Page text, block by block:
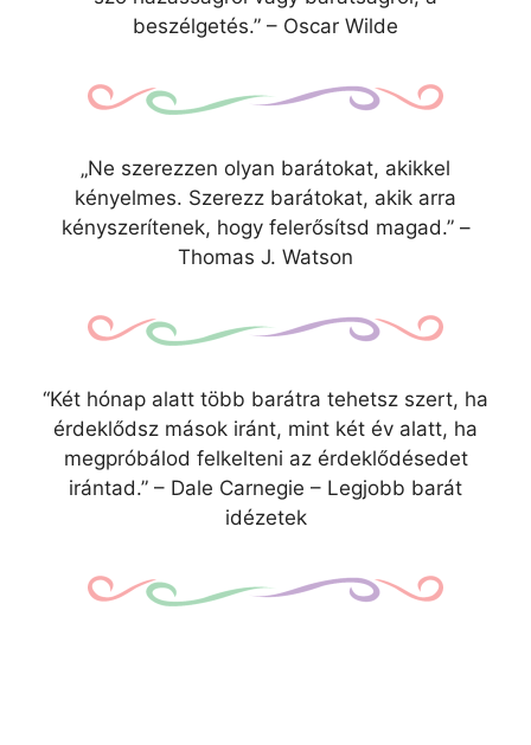
beszélgetés.” – Oscar Wilde
„Ne szerezzen olyan barátokat, akikkel
kényelmes. Szerezz barátokat, akik arra
kényszerítenek, hogy felerősítsd magad.” –
Thomas J. Watson
“Két hónap alatt több barátra tehetsz szert, ha
érdeklődsz mások iránt, mint két év alatt, ha
megpróbálod felkelteni az érdeklődésedet
irántad.” – Dale Carnegie – Legjobb barát
idézetek